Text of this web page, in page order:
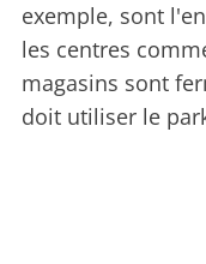
exemple, sont
les centres
magasins sont
doit utiliser le